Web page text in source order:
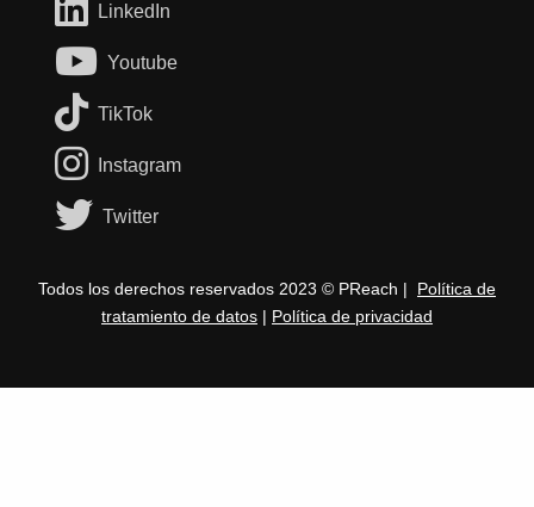
LinkedIn
Youtube
TikTok
Instagram
Twitter
Todos los derechos reservados 2023 © PReach | Política de
tratamiento de datos | Política de privacidad